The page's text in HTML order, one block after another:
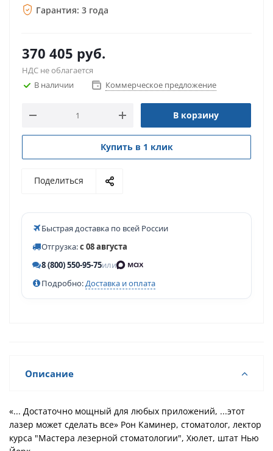
Гарантия: 3 года
370 405 руб.
НДС не облагается
В наличии
Коммерческое предложение
В корзину
Купить в 1 клик
Поделиться
Быстрая доставка по всей России
Отгрузка:с 08 августа
8 (800) 550-95-75или
Подробно:Доставка и оплата
Описание
«... Достаточно мощный для любых приложений, ...этот
лазер может сделать все» Рон Каминер, стоматолог, лектор
курса "Мастера лезерной стоматологии", Хюлет, штат Нью